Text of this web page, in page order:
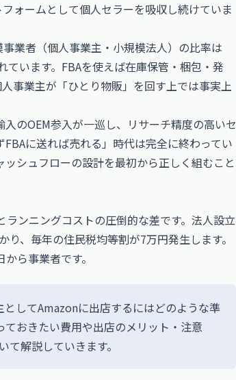
ォームとして個人セラーを吸収し続けていま
業者（個人事業主・小規模法人）の比率は
います。FBAを使えば在庫保管・梱包・発
事業主が「ひとり物販」を回す上では事実上
のOEM参入が一巡し、リサーチ精度の高いセ
に送れば売れる」時代は完全に終わってい
シュフローの設計を最初から正しく組むこと
ンニングコストの圧倒的な差です。法人設立
、毎年の住民税均等割が7万円発生します。
ら事業者です。
してAmazonに出店するにはどのような準
おきたい費用や出店のメリット・注意
解説していきます。